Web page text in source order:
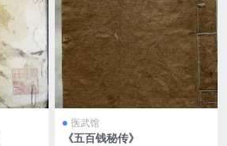
医武馆
《五百钱秘传》